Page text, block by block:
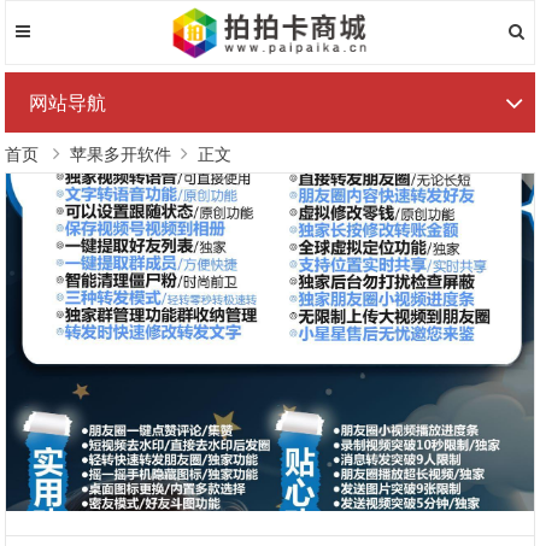
网站导航
首页 苹果多开软件 正文